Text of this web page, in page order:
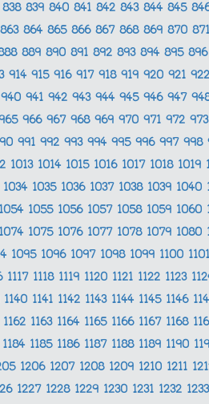
838 839 840 841 842 843 844 845
863 864 865 866 867 868 869 870 871
889 890 891 892 893 894 895 896
914 915 916 917 918 919 920 921 922
940 941 942 943 944 945 946 947
966 967 968 969 970 971 972 973
991 992 993 994 995 996 997 998
1013 1014 1015 1016 1017 1018 1019
1034 1035 1036 1037 1038 1039 1040
1054 1055 1056 1057 1058 1059 1060
1074 1075 1076 1077 1078 1079 1080
1095 1096 1097 1098 1099 1100 1101
1117 1118 1119 1120 1121 1122 1123
1140 1141 1142 1143 1144 1145 1146
1162 1163 1164 1165 1166 1167 1168
1184 1185 1186 1187 1188 1189 1190
1206 1207 1208 1209 1210 1211
1227 1228 1229 1230 1231 1232 1233